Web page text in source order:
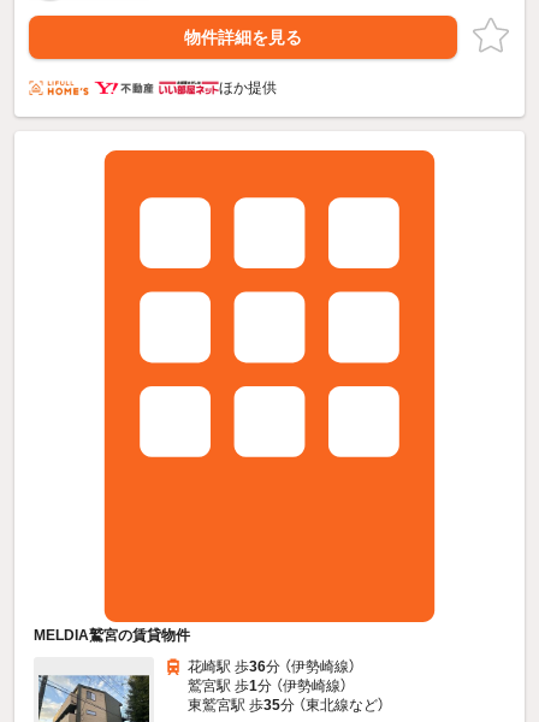
物件詳細を見る
ほか提供
MELDIA鷲宮の賃貸物件
花崎駅 歩36分 （伊勢崎線）
鷲宮駅 歩1分 （伊勢崎線）
東鷲宮駅 歩35分 （東北線など）